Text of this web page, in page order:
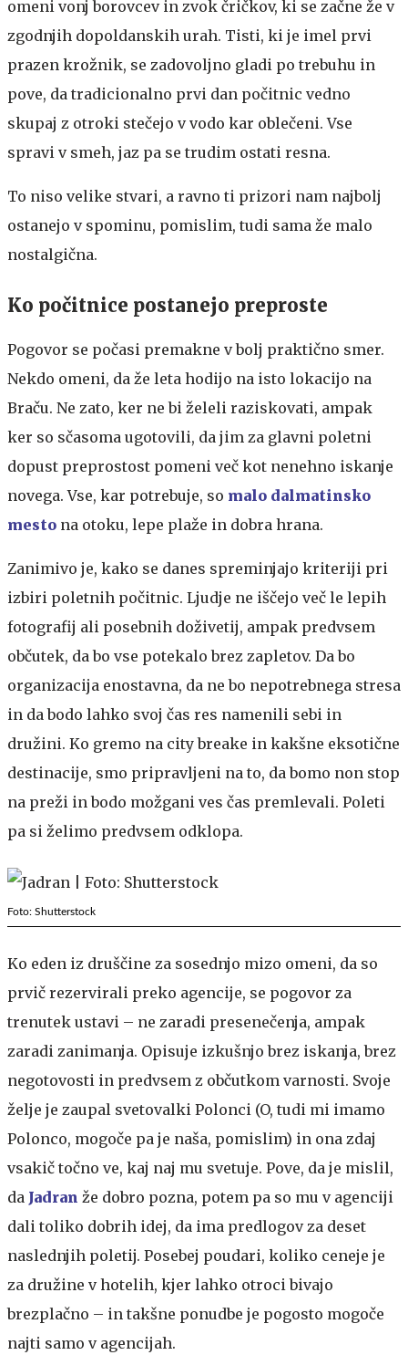
omeni vonj borovcev in zvok čričkov, ki se začne že v
zgodnjih dopoldanskih urah. Tisti, ki je imel prvi
prazen krožnik, se zadovoljno gladi po trebuhu in
pove, da tradicionalno prvi dan počitnic vedno
skupaj z otroki stečejo v vodo kar oblečeni. Vse
spravi v smeh, jaz pa se trudim ostati resna.
To niso velike stvari, a ravno ti prizori nam najbolj
ostanejo v spominu, pomislim, tudi sama že malo
nostalgična.
Ko počitnice postanejo preproste
Pogovor se počasi premakne v bolj praktično smer.
Nekdo omeni, da že leta hodijo na isto lokacijo na
Braču. Ne zato, ker ne bi želeli raziskovati, ampak
ker so sčasoma ugotovili, da jim za glavni poletni
dopust preprostost pomeni več kot nenehno iskanje
novega. Vse, kar potrebuje, so malo dalmatinsko
mesto na otoku, lepe plaže in dobra hrana.
Zanimivo je, kako se danes spreminjajo kriteriji pri
izbiri poletnih počitnic. Ljudje ne iščejo več le lepih
fotografij ali posebnih doživetij, ampak predvsem
občutek, da bo vse potekalo brez zapletov. Da bo
organizacija enostavna, da ne bo nepotrebnega stresa
in da bodo lahko svoj čas res namenili sebi in
družini. Ko gremo na city breake in kakšne eksotične
destinacije, smo pripravljeni na to, da bomo non stop
na preži in bodo možgani ves čas premlevali. Poleti
pa si želimo predvsem odklopa.
Foto: Shutterstock
Ko eden iz druščine za sosednjo mizo omeni, da so
prvič rezervirali preko agencije, se pogovor za
trenutek ustavi – ne zaradi presenečenja, ampak
zaradi zanimanja. Opisuje izkušnjo brez iskanja, brez
negotovosti in predvsem z občutkom varnosti. Svoje
želje je zaupal svetovalki Polonci (O, tudi mi imamo
Polonco, mogoče pa je naša, pomislim) in ona zdaj
vsakič točno ve, kaj naj mu svetuje. Pove, da je mislil,
da Jadran že dobro pozna, potem pa so mu v agenciji
dali toliko dobrih idej, da ima predlogov za deset
naslednjih poletij. Posebej poudari, koliko ceneje je
za družine v hotelih, kjer lahko otroci bivajo
brezplačno – in takšne ponudbe je pogosto mogoče
najti samo v agencijah.